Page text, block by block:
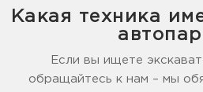
Какая техника
Если вы ищете
обращайтесь к нам – мы